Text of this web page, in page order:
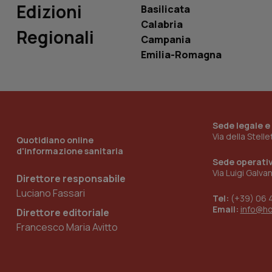
Edizioni
Regionali
Basilicata
Calabria
Campania
Emilia-Romagna
Quotidiano online
d'informazione sanitaria
Direttore responsabile
Luciano Fassari
Direttore editoriale
Francesco Maria Avitto
Sede legale
Via della
Sede
Via Luigi
Tel: (+39) 06
Email:
_ga_KM60CM4NPH
_ga_0VMQEQKQ1N
__Secure-YNID